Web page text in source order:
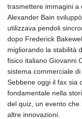
trasmettere immagini a
Alexander Bain
utilizzava pendoli
dopo Frederick
migliorando la stabilità
fisico italiano Giovanni
sistema commerciale
Sebbene oggi il fax sia
fondamentale nella
del quiz, un evento
altre innovazioni.